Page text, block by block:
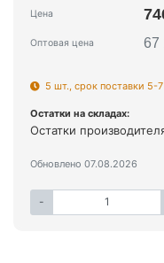
Цена
Оптовая цена 67
5 шт., срок поставки 5-
Остатки на складах:
Остатки
Обновлено 07.08.2026
-